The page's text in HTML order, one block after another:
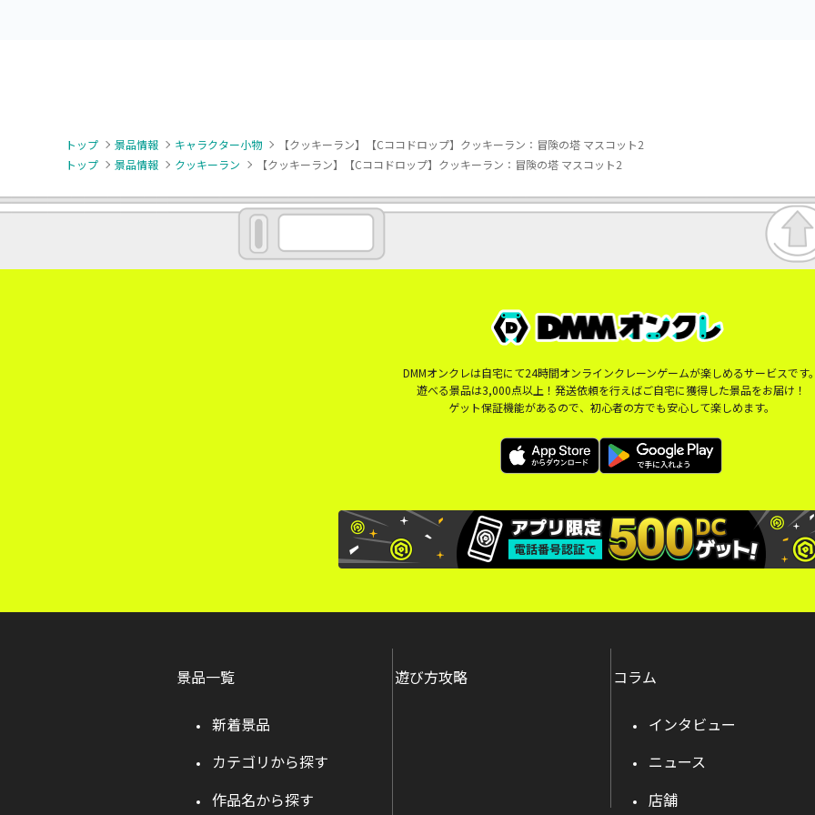
トップ 景品情報 キャラクター小物
【クッキーラン】【Cココドロップ】クッキーラン：冒険の塔 マスコット2
トップ
景品情報 クッキーラン 【クッキーラン】【Cココドロップ】クッキーラン：冒険の塔 マスコット2
DMMオンクレは自宅にて24時間オンラインクレーンゲームが楽しめるサービスです
遊べる景品は3,000点以上！発送依頼を行えばご自宅に獲得した景品をお届け！
ゲット保証機能があるので、初心者の方でも安心して楽しめます。
景品一覧
新着景品
カテゴリから探す
作品名から探す
遊び方攻略 コラム
インタビュー
ニュース
店舗